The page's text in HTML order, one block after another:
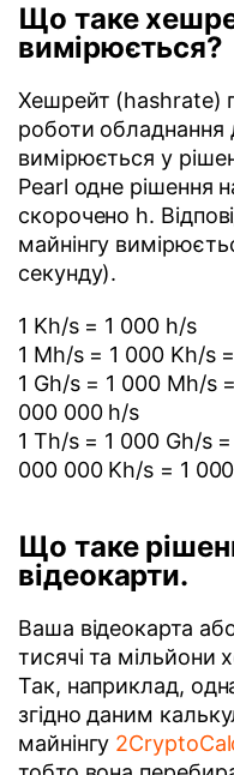
Що таке
вимірюється?
Хешрейт (hashrate)
роботи обладнання
вимірюється у
Pearl одне рішення
скорочено h.
майнінгу
секунду).
1 Kh/s = 1 000 h/s
1 Mh/s = 1 000 Kh/s
1 Gh/s = 1 000 Mh/s
000 000 h/s
1 Th/s = 1 000 Gh/s
000 000 Kh/s = 1
Що таке
відеокарти.
Ваша відеокарта
тисячі та мільйони
Так, наприклад,
згідно даним
майнінгу